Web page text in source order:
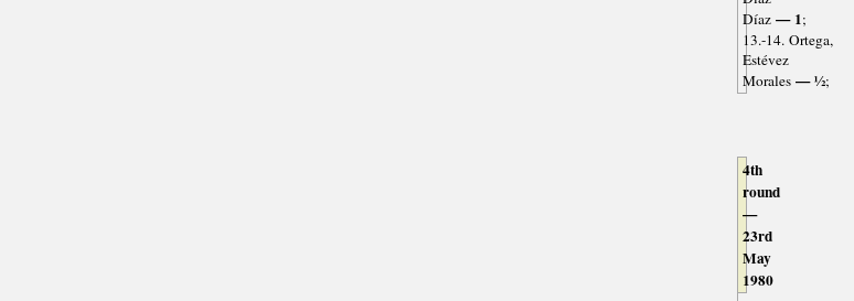
Díaz— 1;
13.-14. Ortega,
Estévez
Morales— ½;
4th
round
—
23rd
May
1980